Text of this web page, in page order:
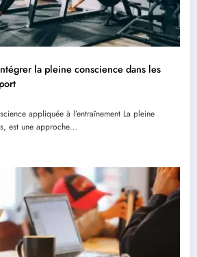
la pleine conscience dans les
appliquée à l’entraînement La pleine
est une approche…